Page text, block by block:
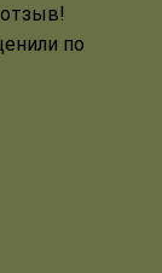
по